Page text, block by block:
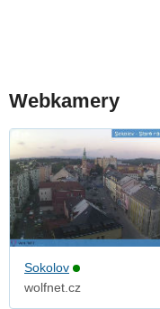
Webkamery
Sokolov
wolfnet.cz